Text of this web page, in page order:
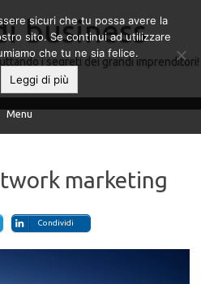
business
i segreti dei grandi imprenditori!
Menu
marketing
Condividi
sicuri che tu possa avere la
sito. Se continui ad utilizzare
che tu ne sia felice.
Leggi di più